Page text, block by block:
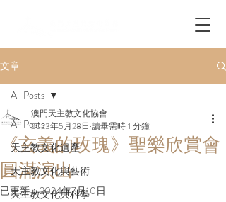
文章
All Posts
天主教文化遺產
天主教文化與藝術
天主教文化與科學
All Posts
《玄義的玫瑰》聖樂欣賞會
圓滿演出
澳門天主教文化協會
2023年5月28日 讀畢需時 1 分鐘
已更新：2024年7月10日